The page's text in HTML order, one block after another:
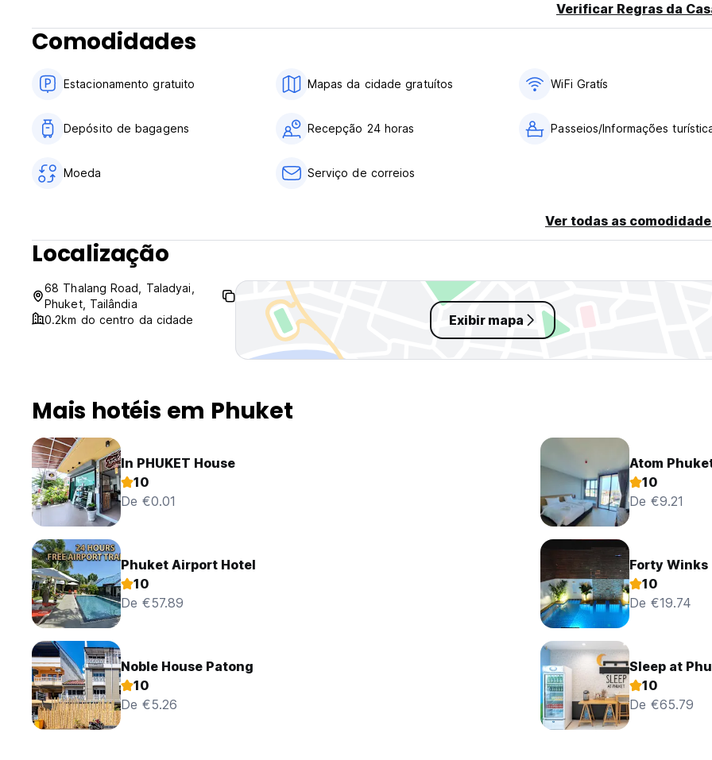
Verificar Regras da
Comodidades
Estacionamento gratuito Mapas da cidade gratuítos WiFi Gratís
Depósito de bagagens Recepção 24 horas Passeios/Informações
Moeda Serviço de correios
Ver todas as
Localização
68 Thalang Road, Taladyai,
Phuket, Tailândia
0.2km do centro da cidade
Exibir mapa
Mais hotéis em Phuket
In PHUKET House
10
De €0.01
Atom
10
De €9.21
Phuket Airport Hotel
10
De €57.89
Forty
10
De €19.74
Noble House Patong
10
De €5.26
Sleep at
10
De €65.79